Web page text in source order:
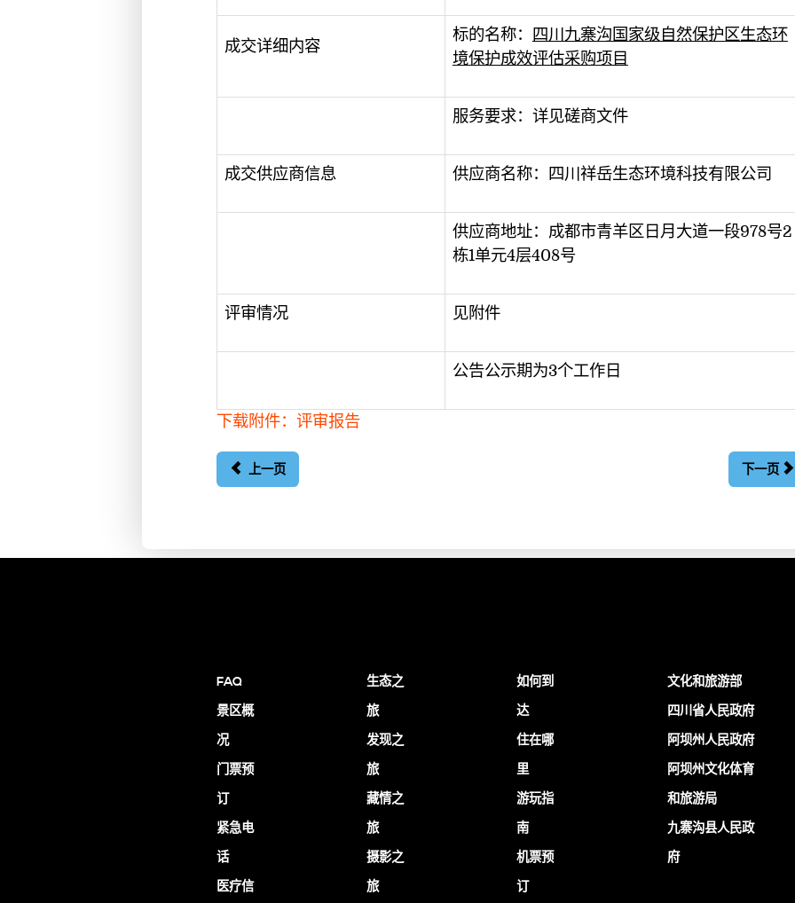
成交详细内容
标的名称： 四川九寨沟国家级自然保护区生态环
境保护成效评估采购项目
服务要求：详见磋商文件
成交供应商信息 供应商名称：四川祥岳生态环境科技有限公司
供应商地址：成都市青羊区日月大道一段978号2
栋1单元4层408号
评审情况 见附件
公告公示期为3个工作日
下载附件：评审报告
上一页 下一页
FAQ
景区概
况
门票预
订
紧急电
话
医疗信
生态之
旅
发现之
旅
藏情之
旅
摄影之
旅
如何到
达
住在哪
里
游玩指
南
机票预
订
文化和旅游部
四川省人民政府
阿坝州人民政府
阿坝州文化体育
和旅游局
九寨沟县人民政
府